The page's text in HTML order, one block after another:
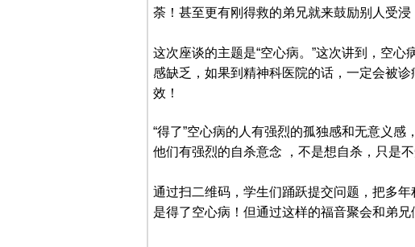
荼！甚至更有刚得救的弟兄就来鼓励别人受
这次座谈的主题是“空心病。”这次讲到，空
感缺乏，如果到精神科医院的话，一定会被
效！
“得了”空心病的人有强烈的孤独感和无意义
他们有强烈的自杀意念 ，不是想自杀，只是
通过扫二维码，学生们踊跃提交问题，把多
是得了空心病！但通过这样的福音聚会和弟